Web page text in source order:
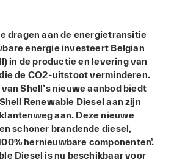
dragen aan de energietransitie
energie investeert Belgian
in de productie en levering van
de CO2-uitstoot verminderen.
Shell’s nieuwe aanbod biedt
Renewable Diesel aan zijn
aan. Deze nieuwe
schoner brandende diesel,
hernieuwbare componenten¹.
Diesel is nu beschikbaar voor